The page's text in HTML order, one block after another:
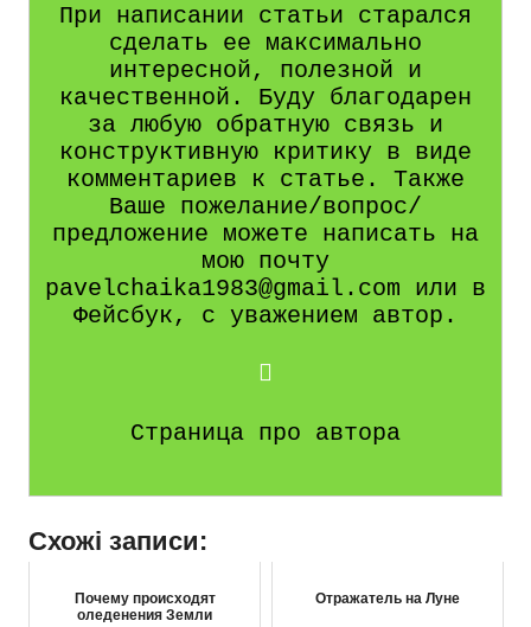
При написании статьи старался
сделать ее максимально
интересной, полезной и
качественной. Буду благодарен
за любую обратную связь и
конструктивную критику в виде
комментариев к статье. Также
Ваше пожелание/вопрос/
предложение можете написать на
мою почту
pavelchaika1983@gmail.com или в
Фейсбук, с уважением автор.
Страница про автора
Схожі записи:
Почему происходят
оледенения Земли
Отражатель на Луне